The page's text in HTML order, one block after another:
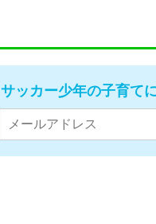
サッカー少年の子育て